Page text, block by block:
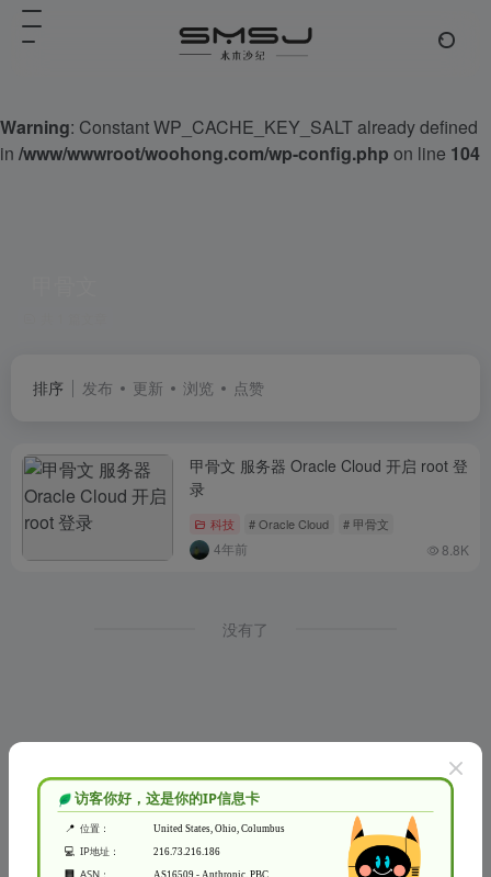
Warning: Constant WP_CACHE_KEY_SALT already defined
in /www/wwwroot/woohong.com/wp-config.php on line 104
排序 发布 更新 浏览 点赞
甲骨文 服务器 Oracle Cloud 开启 root 登
录
科技 # Oracle Cloud # 甲骨文
4年前 8.8K
没有了